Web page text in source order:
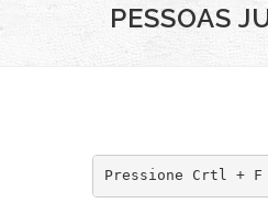
PESSOAS
Pressione Crtl + F